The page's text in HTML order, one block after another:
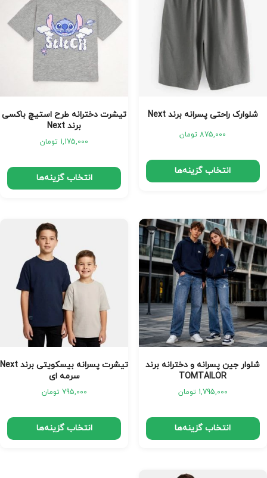
شلوارک راحتی پسرانه برند Next
875,000 تومان
انتخاب گزینه‌ها
تیشرت دخترانه طرح استیچ باکسی
برند Next
1,175,000 تومان
انتخاب گزینه‌ها
شلوار جین پسرانه و دخترانه برند
TOMTAILOR
1,795,000 تومان
انتخاب گزینه‌ها
تیشرت پسرانه بیسکویتی برند Next
سرمه ای
795,000 تومان
انتخاب گزینه‌ها